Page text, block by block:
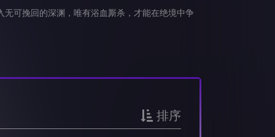
可挽回的深渊，唯有浴血厮杀，才能在绝境中争
排序